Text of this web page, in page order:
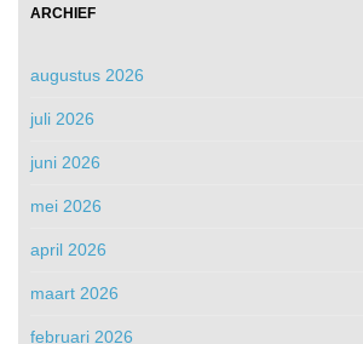
ARCHIEF
augustus 2026
juli 2026
juni 2026
mei 2026
april 2026
maart 2026
februari 2026